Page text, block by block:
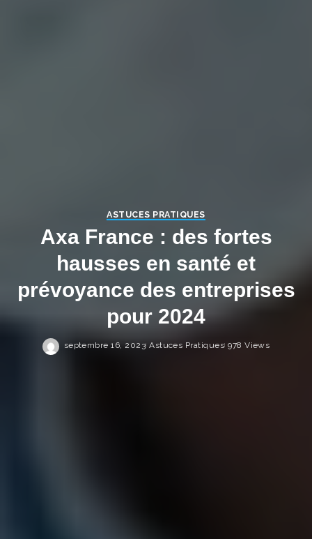
ASTUCES PRATIQUES
Axa France : des fortes
hausses en santé et
prévoyance des entreprises
pour 2024
septembre 16, 2023 Astuces Pratiques 978 Views